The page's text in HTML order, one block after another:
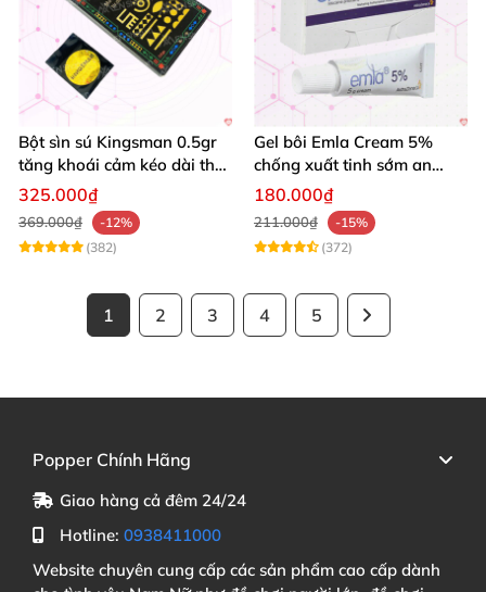
Bột sìn sú Kingsman 0.5gr
tăng khoái cảm kéo dài thời
gian quan hệ
325.000₫
369.000₫
-12%
(382)
Gel bôi Emla Cream 5%
chống xuất tinh sớm an
toàn hiệu quả 5g
180.000₫
211.000₫
-15%
(372)
1 2 3 4 5
Popper Chính Hãng
Giao hàng cả đêm 24/24
Hotline: 0938411000
Website chuyên cung cấp các sản phẩm cao cấp dành